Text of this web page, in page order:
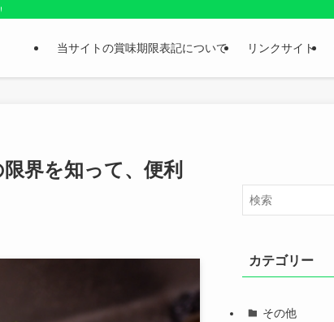
も紹介しているお役立ちサイトです。
当サイトの賞味期限表記について リンクサイト
界を知って、便利
カテゴリー
その他